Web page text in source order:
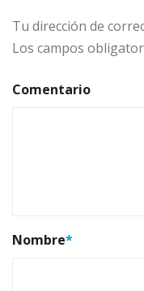
Tu dirección de
Los campos
Comentario
Nombre*